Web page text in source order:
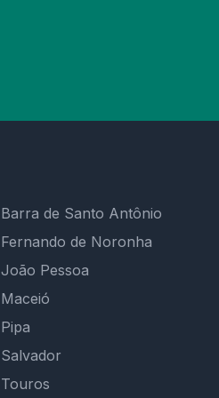
Barra de Santo Antônio
Fernando de Noronha
João Pessoa
Maceió
Pipa
Salvador
Touros